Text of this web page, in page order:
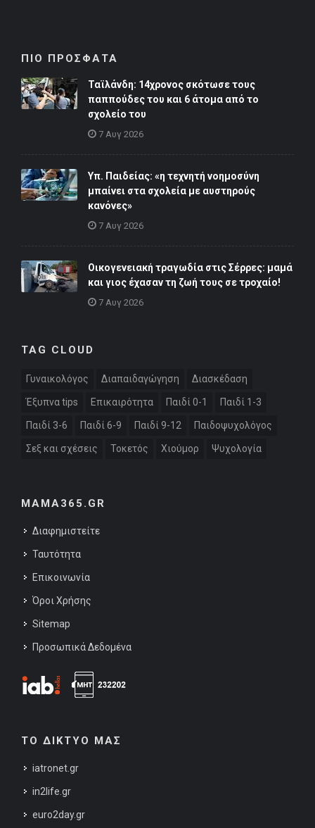
ΠΙΟ ΠΡΟΣΦΑΤΑ
Ταϊλάνδη: 14χρονος σκότωσε τους
παππούδες του και 6 άτομα από το
σχολείο του
7 Αυγ 2026
Υπ. Παιδείας: «η τεχνητή νοημοσύνη
μπαίνει στα σχολεία με αυστηρούς
κανόνες»
7 Αυγ 2026
Οικογενειακή τραγωδία στις Σέρρες: μαμά
και γιος έχασαν τη ζωή τους σε τροχαίο!
7 Αυγ 2026
TAG CLOUD
Γυναικολόγος Διαπαιδαγώγηση Διασκέδαση
Έξυπνα tips Επικαιρότητα Παιδί 0-1 Παιδί 1-3
Παιδί 3-6 Παιδί 6-9 Παιδί 9-12 Παιδοψυχολόγος
Σεξ και σχέσεις Τοκετός Χιούμορ Ψυχολογία
MAMA365.GR
Διαφημιστείτε
Ταυτότητα
Επικοινωνία
Όροι Χρήσης
Sitemap
Προσωπικά Δεδομένα
ΤΟ ΔΙΚΤΥΟ ΜΑΣ
iatronet.gr
in2life.gr
euro2day.gr